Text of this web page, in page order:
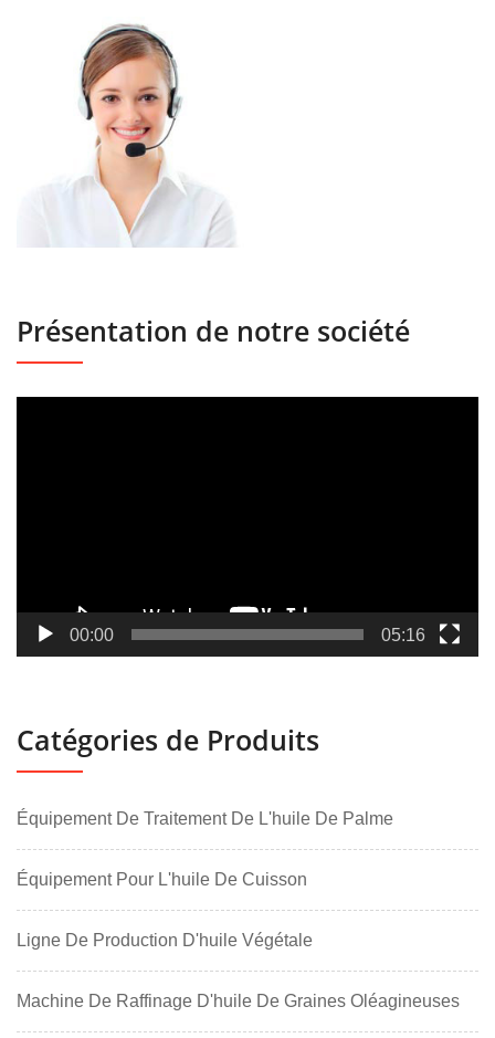
Présentation de notre société
00:00 05:16
Catégories de Produits
Équipement De Traitement De L'huile De Palme
Équipement Pour L'huile De Cuisson
Ligne De Production D'huile Végétale
Machine De Raffinage D'huile De Graines Oléagineuses